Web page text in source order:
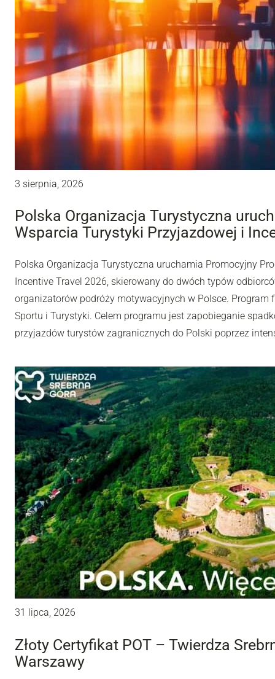
3 sierpnia, 2026
Polska Organizacja Turystyczna
Wsparcia Turystyki Przyjazdowej i
Polska Organizacja Turystyczna uruchamia Promocyjny
Incentive Travel 2026, skierowany do dwóch typów
organizatorów podróży motywacyjnych w Polsce.
Sportu i Turystyki. Celem programu jest zapobieganie
przyjazdów turystów zagranicznych do Polski poprzez
31 lipca, 2026
Złoty Certyfikat POT – Twierdza
Warszawy